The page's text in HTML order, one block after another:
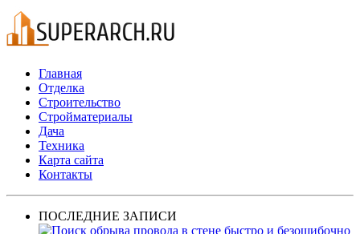
Главная
Отделка
Строительство
Стройматериалы
Дача
Техника
Карта сайта
Контакты
ПОСЛЕДНИЕ ЗАПИСИ